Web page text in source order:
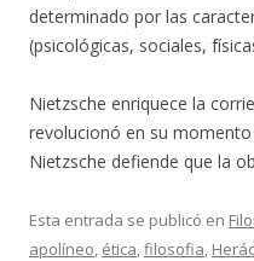
determinado por las
(psicológicas, sociales,
Nietzsche enriquece la
revolucionó en su
Nietzsche defiende que la
Esta entrada se publicó en
apolíneo, ética,filosofia,